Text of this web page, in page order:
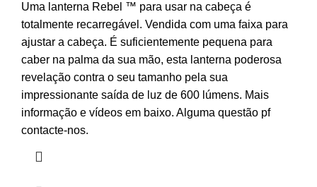
Uma lanterna Rebel ™ para usar na cabeça é
totalmente recarregável. Vendida com uma faixa para
ajustar a cabeça. É suficientemente pequena para
caber na palma da sua mão, esta lanterna poderosa
revelação contra o seu tamanho pela sua
impressionante saída de luz de 600 lúmens. Mais
informação e vídeos em baixo. Alguma questão pf
contacte-nos.